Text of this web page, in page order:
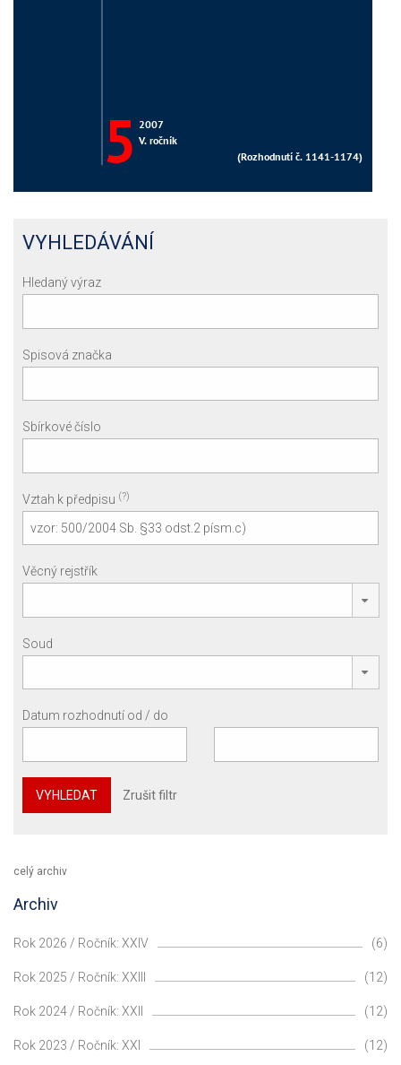
VYHLEDÁVÁNÍ
Hledaný výraz
Spisová značka
Sbírkové číslo
Vztah k předpisu (?)
Věcný rejstřík
Soud
Datum rozhodnutí od / do
VYHLEDAT Zrušit filtr
celý archiv
Archiv
Rok 2026 / Ročník: XXIV (6)
Rok 2025 / Ročník: XXIII (12)
Rok 2024 / Ročník: XXII (12)
Rok 2023 / Ročník: XXI (12)